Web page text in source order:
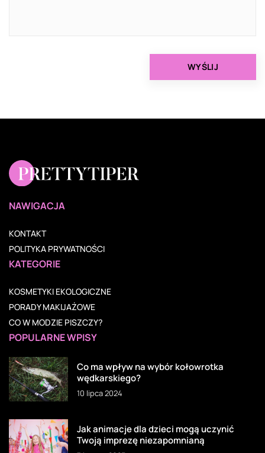
NAWIGACJA
KONTAKT
POLITYKA PRYWATNOŚCI
KATEGORIE
KOSMETYKI EKOLOGICZNE
PORADY MAKIJAŻOWE
CO W MODZIE PISZCZY?
POPULARNE WPISY
Co ma wpływ na wybór kołowrotka
wędkarskiego?
10 lipca 2024
Jak animacje dla dzieci mogą uczynić
Twoją imprezę niezapomnianą